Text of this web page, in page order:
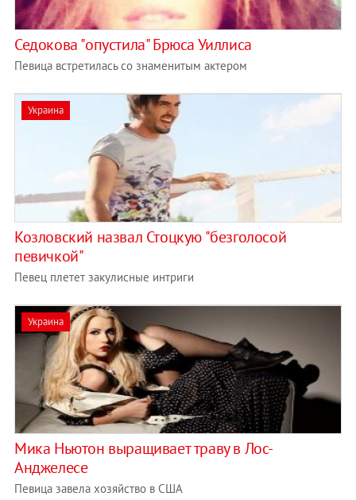
Седокова "опустила" Брюса Уиллиса
Певица встретилась со знаменитым актером
Украина
Козловский назвал Стоцкую "безголосой
певичкой"
Певец плетет закулисные интриги
Украина
​Мика Ньютон выращивает траву в Лос-
Анджелесе
Певица завела хозяйство в США